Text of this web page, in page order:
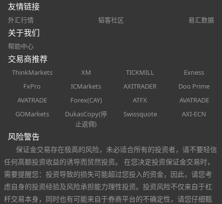
友情链接
外汇行情 韬客社区 易汇数据
关于我们
帮助中心
交易商推荐
ThinkMarkets XM TICKMILL
Exness
FxPro
ICMarkets AXITRADER
Doo Prime
AVATRADE
Forex(CAY) ATFX
AVATRADE
GOMarkets
DukasCopy(停
止返佣)
Swissquote AXI-ECN
风险警告
保证金交易存在极高的风险，未必适合所有的投资者，请不要轻信
任何高额投资收益的诱导而贸然投资。 在您决定投资保证金交易时，
需要提醒您：投资导致的损失可能超过您投入的资金，因此，请您考
虑自身的投资经验及风险承担能力理性投资。投资风险不仅来自于杠
杆交易本身，同时也有可能来自于券商平台的不确定性，请您仔细甄